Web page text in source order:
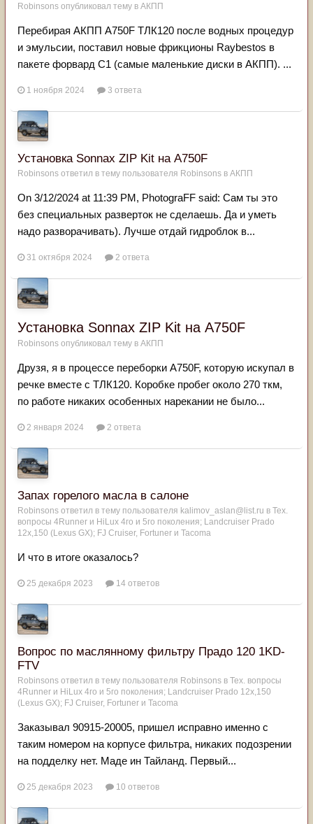
Robinsons опубликовал тему в АКПП
Перебирая АКПП А750F ТЛК120 после водных процедур
и эмульсии, поставил новые фрикционы Raybestos в
пакете форвард С1 (самые маленькие диски в АКПП). ...
1 ноября 2024 3 ответа
Установка Sonnax ZIP Kit на A750F
Robinsons ответил в тему пользователя Robinsons в АКПП
On 3/12/2024 at 11:39 PM, PhotograFF said: Сам ты это
без специальных разверток не сделаешь. Да и уметь
надо разворачивать). Лучше отдай гидроблок в...
31 октября 2024 2 ответа
Установка Sonnax ZIP Kit на A750F
Robinsons опубликовал тему в АКПП
Друзя, я в процессе переборки A750F, которую искупал в
речке вместе с ТЛК120. Коробке пробег около 270 ткм,
по работе никаких особенных нарекании не было...
2 января 2024 2 ответа
Запах горелого масла в салоне
Robinsons ответил в тему пользователя kalimov_aslan@list.ru в Тех.
вопросы 4Runner и HiLux 4го и 5го поколения; Landсruiser Prado
12x,150 (Lexus GX); FJ Cruiser, Fortuner и Tacoma
И что в итоге оказалось?
25 декабря 2023 14 ответов
Вопрос по маслянному фильтру Прадо 120 1KD-
FTV
Robinsons ответил в тему пользователя Robinsons в Тех. вопросы
4Runner и HiLux 4го и 5го поколения; Landсruiser Prado 12x,150
(Lexus GX); FJ Cruiser, Fortuner и Tacoma
Заказывал 90915-20005, пришел исправно именно с
таким номером на корпусе фильтра, никаких подозрении
на подделку нет. Маде ин Тайланд. Первый...
25 декабря 2023 10 ответов